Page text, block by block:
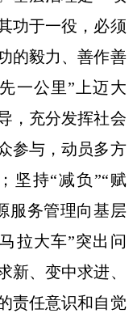
功于一役，必须
的毅力、善作善
一公里”上迈大
，充分发挥社会
参与，动员多方
坚持“减负”“赋
服务管理向基层
拉大车”突出问
、变中求进、
责任意识和自觉